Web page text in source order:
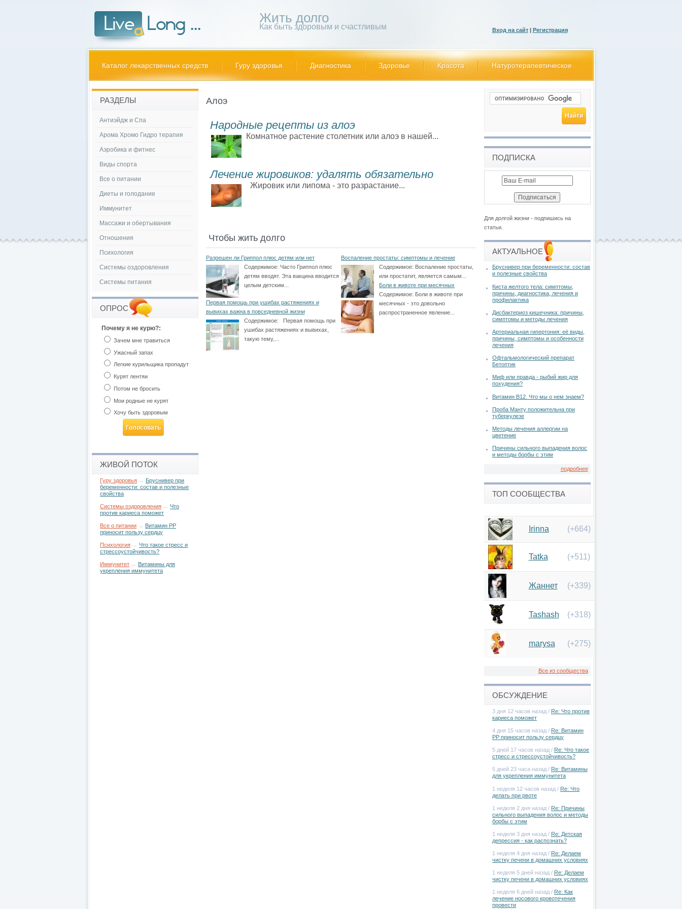
Жить долго
Как быть здоровым и счастливым Вход на сайт | Регистрация
Каталог лекарственных средств Гуру здоровья Диагностика Здоровье Красота Натуротерапевтическое
Алоэ
Народные рецепты из алоэ
Комнатное растение столетник или алоэ в нашей...
Лечение жировиков: удалять обязательно
Жировик или липома - это разрастание...
Чтобы жить долго
Разрешен ли Гриппол плюс детям или нет
Содержимое: Часто Гриппол плюс
детям вводят. Эта вакцина вводится
целым детским...
Воспаление простаты: симптомы и лечение
Содержимое: Воспаление простаты,
или простатит, является самым...
Первая помощь при ушибах растяжениях и
вывихах важна в повседневной жизни
Содержимое:
Первая помощь при
ушибах растяжениях и вывихах,
такую тему,...
Боли в животе при месячных
Содержимое: Боли в животе при
месячных - это довольно
распространенное явление...
РАЗДЕЛЫ
Антиэйдж и Спа
Арома Хромо Гидро терапия
Аэробика и фитнес
Виды спорта
Все о питании
Диеты и голодание
Иммунитет
Массажи и обертывания
Отношения
Психология
Системы оздоровления
Системы питания
ОПРОС
Почему я не курю?:
Зачем мне травиться
Ужасный запах
Легкие курильщика пропадут
Курят лентяи
Потом не бросить
Мои родные не курят
Хочу быть здоровым
ЖИВОЙ ПОТОК
Гуру здоровья → Бруснивер при
беременности: состав и полезные
свойства
Системы оздоровления → Что
против кариеса поможет
Все о питании → Витамин РР
приносит пользу сердцу
Психология → Что такое стресс и
стрессоустойчивость?
Иммунитет → Витамины для
укрепления иммунитета
ПОДПИСКА
Для долгой жизни - подпишись на
статьи.
АКТУАЛЬНОЕ
Бруснивер при беременности: состав
и полезные свойства
Киста желтого тела: симптомы,
причины, диагностика, лечения и
профилактика
Дисбактериоз кишечника: причины,
симптомы и методы лечения
Артериальная гипертония: её виды,
причины, симптомы и особенности
лечения
Офтальмологический препарат
Бетоптик
Миф или правда - рыбий жир для
похудения?
Витамин В12. Что мы о нем знаем?
Проба Манту положительна при
туберкулезе
Методы лечения аллергии на
цветение
Причины сильного выпадения волос
и методы борбы с этим
подробнее
ТОП СООБЩЕСТВА
Irinna (+664)
Tatka (+511)
Жаннет (+339)
Tashash (+318)
marysa (+275)
Все из сообщества
ОБСУЖДЕНИЕ
3 дня 12 часов назад / Re: Что против
кариеса поможет
4 дня 15 часов назад / Re: Витамин
РР приносит пользу сердцу
5 дней 17 часов назад / Re: Что такое
стресс и стрессоустойчивость?
5 дней 23 часа назад / Re: Витамины
для укрепления иммунитета
1 неделя 12 часов назад / Re: Что
делать при рвоте
1 неделя 2 дня назад / Re: Причины
сильного выпадения волос и методы
борбы с этим
1 неделя 3 дня назад / Re: Детская
депрессия - как распознать?
1 неделя 4 дня назад / Re: Делаем
чистку печени в домашних условиях
1 неделя 5 дней назад / Re: Делаем
чистку печени в домашних условиях
1 неделя 6 дней назад / Re: Как
лечение носового кровотечения
провести